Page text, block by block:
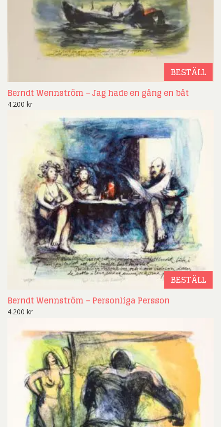
BESTÄLL
Berndt Wennström – Jag hade en gång en båt
4.200 kr
BESTÄLL
Berndt Wennström – Personliga Persson
4.200 kr